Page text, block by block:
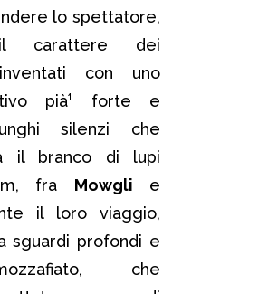
lo spettatore,
carattere dei
con uno
pià¹ forte e
silenzi che
il branco di lupi
fra Mowgli e
il loro viaggio,
sguardi profondi e
che